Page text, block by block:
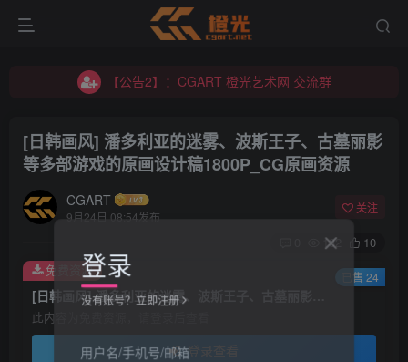
【公告1】：将免费进行到底！！！
【公告1】：将免费进行到底！！！
[日韩画风] 潘多利亚的迷雾、波斯王子、古墓丽影
等多部游戏的原画设计稿1800P_CG原画资源
CGART
9月24日 08:54发布
关注
132 10
此内容为免费资源，请登录后查看
登录查看
免费资源 已售 24
登录
没有账号？立即注册
用户名/手机号/邮箱